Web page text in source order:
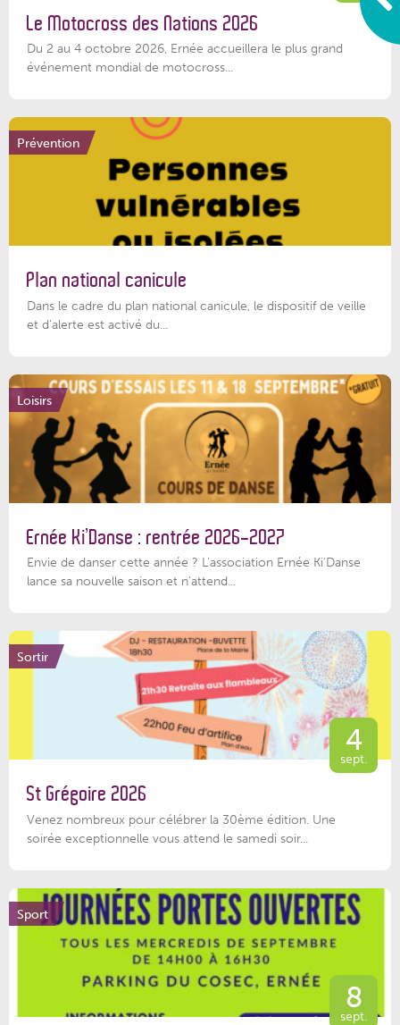
Le Motocross des Nations 2026
Du 2 au 4 octobre 2026, Ernée accueillera le plus grand
événement mondial de motocross...
Prévention
Plan national canicule
Dans le cadre du plan national canicule, le dispositif de veille
et d’alerte est activé du...
Loisirs
Ernée Ki’Danse : rentrée 2026-2027
Envie de danser cette année ? L'association Ernée Ki'Danse
lance sa nouvelle saison et n'attend...
Sortir
4
sept.
St Grégoire 2026
Venez nombreux pour célébrer la 30ème édition. Une
soirée exceptionnelle vous attend le samedi soir...
Sport
8
sept.